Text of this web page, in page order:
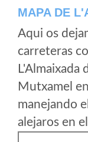
MAPA DE
Aqui os
carreteras
L'Almaixada
Mutxamel
manejando
alejaros en